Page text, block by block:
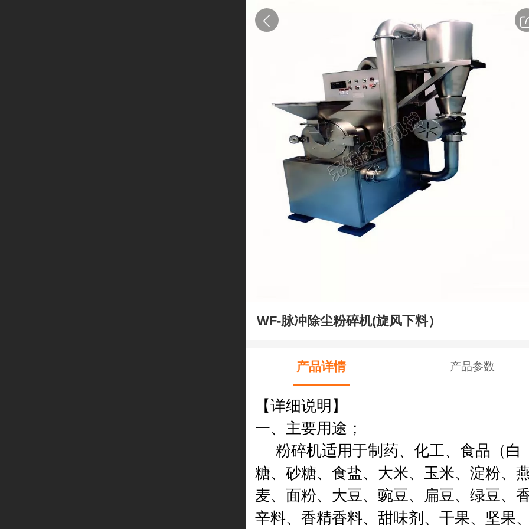
WF-脉冲除尘粉碎机(旋风下料）
产品详情 产品参数
【详细说明】
一、主要用途；
粉碎机适用于制药、化工、食品（白
糖、砂糖、食盐、大米、玉米、淀粉、
麦、面粉、大豆、豌豆、扁豆、绿豆、
辛料、香精香料、甜味剂、干果、坚果、